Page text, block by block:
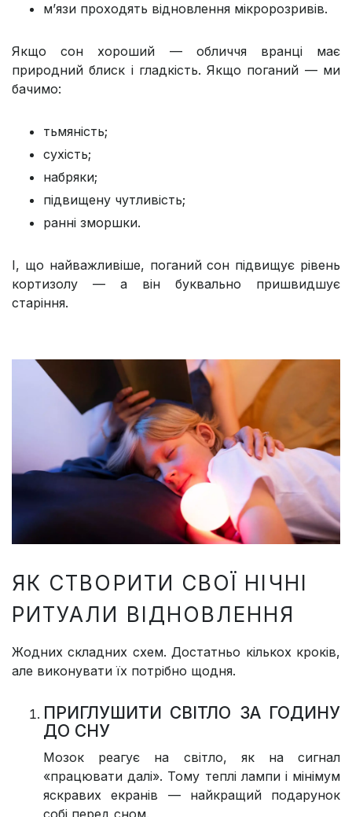
м’язи проходять відновлення мікророзривів.
Якщо сон хороший — обличчя вранці має
природний блиск і гладкість. Якщо поганий — ми
бачимо:
тьмяність;
сухість;
набряки;
підвищену чутливість;
ранні зморшки.
І, що найважливіше, поганий сон підвищує рівень
кортизолу — а він буквально пришвидшує
старіння.
ЯК СТВОРИТИ СВОЇ НІЧНІ
РИТУАЛИ ВІДНОВЛЕННЯ
Жодних складних схем. Достатньо кількох кроків,
але виконувати їх потрібно щодня.
ПРИГЛУШИТИ СВІТЛО ЗА ГОДИНУ
ДО СНУ
Мозок реагує на світло, як на сигнал
«працювати далі». Тому теплі лампи і мінімум
яскравих екранів — найкращий подарунок